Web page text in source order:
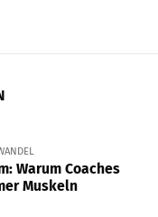
Warum Coaches
Muskeln